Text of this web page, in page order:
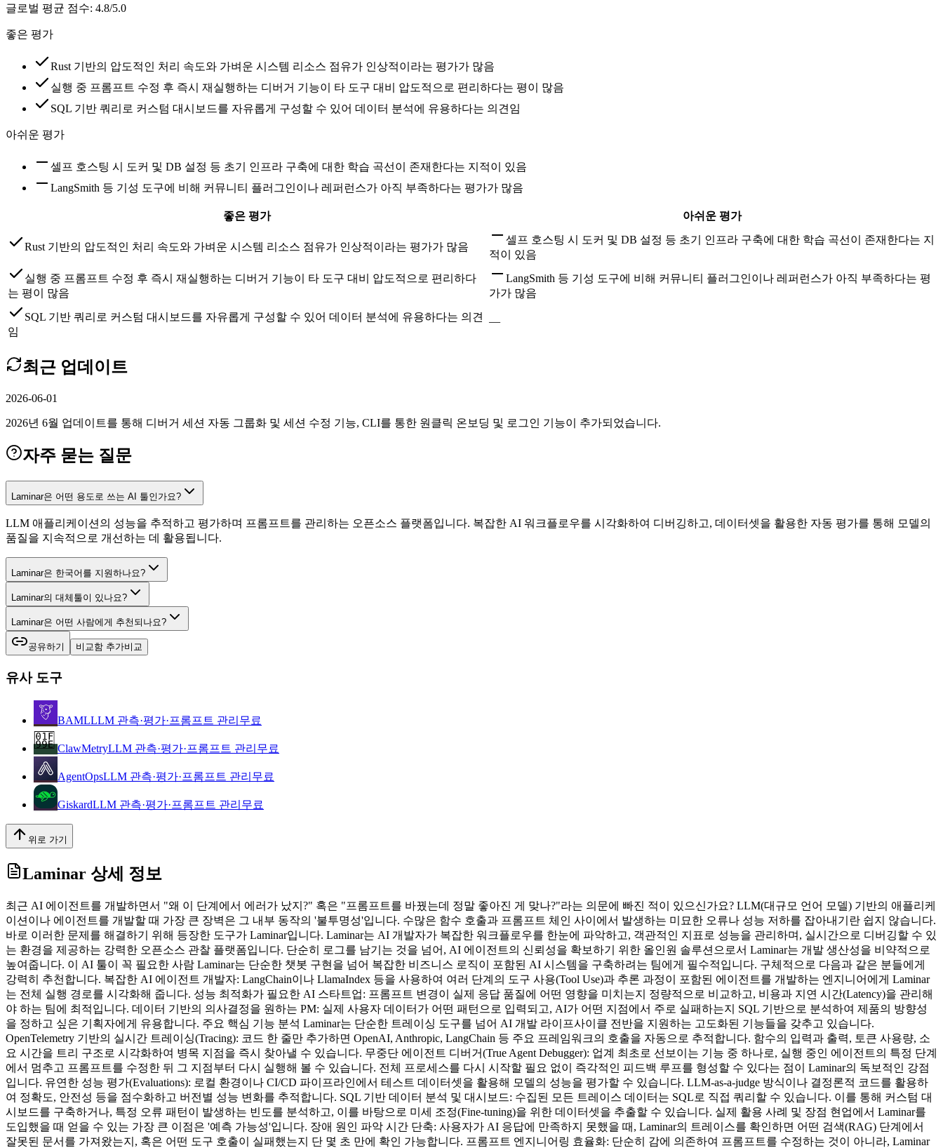
글로벌 평균 점수: 4.8/5.0
좋은 평가
Rust 기반의 압도적인 처리 속도와 가벼운 시스템 리소스 점유가 인상적이라는 평가가 많음
실행 중 프롬프트 수정 후 즉시 재실행하는 디버거 기능이 타 도구 대비 압도적으로 편리하다는 평이 많음
SQL 기반 쿼리로 커스텀 대시보드를 자유롭게 구성할 수 있어 데이터 분석에 유용하다는 의견임
아쉬운 평가
셀프 호스팅 시 도커 및 DB 설정 등 초기 인프라 구축에 대한 학습 곡선이 존재한다는 지적이 있음
LangSmith 등 기성 도구에 비해 커뮤니티 플러그인이나 레퍼런스가 아직 부족하다는 평가가 많음
좋은 평가 아쉬운 평가
Rust 기반의 압도적인 처리 속도와 가벼운 시스템 리소스 점유가 인상적이라는 평가가 많음
셀프 호스팅 시 도커 및 DB 설정 등 초기 인프라 구축에 대한 학습 곡선이 존재한다는 지
적이 있음
실행 중 프롬프트 수정 후 즉시 재실행하는 디버거 기능이 타 도구 대비 압도적으로 편리하다
는 평이 많음
LangSmith 등 기성 도구에 비해 커뮤니티 플러그인이나 레퍼런스가 아직 부족하다는 평
가가 많음
SQL 기반 쿼리로 커스텀 대시보드를 자유롭게 구성할 수 있어 데이터 분석에 유용하다는 의견
임
—
최근 업데이트
2026-06-01
2026년 6월 업데이트를 통해 디버거 세션 자동 그룹화 및 세션 수정 기능, CLI를 통한 원클릭 온보딩 및 로그인 기능이 추가되었습니다.
자주 묻는 질문
Laminar은 어떤 용도로 쓰는 AI 툴인가요?
LLM 애플리케이션의 성능을 추적하고 평가하며 프롬프트를 관리하는 오픈소스 플랫폼입니다. 복잡한 AI 워크플로우를 시각화하여 디버깅하고, 데이터셋을 활용한 자동 평가를 통해 모델의
품질을 지속적으로 개선하는 데 활용됩니다.
Laminar은 한국어를 지원하나요?
Laminar의 대체툴이 있나요?
Laminar은 어떤 사람에게 추천되나요?
공유하기 비교함 추가비교
유사 도구
BAMLLLM 관측·평가·프롬프트 관리 무료
ClawMetryLLM 관측·평가·프롬프트 관리 무료
AgentOpsLLM 관측·평가·프롬프트 관리 무료
GiskardLLM 관측·평가·프롬프트 관리 무료
위로 가기
Laminar 상세 정보
최근 AI 에이전트를 개발하면서 "왜 이 단계에서 에러가 났지?" 혹은 "프롬프트를 바꿨는데 정말 좋아진 게 맞나?"라는 의문에 빠진 적이 있으신가요? LLM(대규모 언어 모델) 기반의 애플리케
이션이나 에이전트를 개발할 때 가장 큰 장벽은 그 내부 동작의 '불투명성'입니다. 수많은 함수 호출과 프롬프트 체인 사이에서 발생하는 미묘한 오류나 성능 저하를 잡아내기란 쉽지 않습니다.
바로 이러한 문제를 해결하기 위해 등장한 도구가 Laminar입니다. Laminar는 AI 개발자가 복잡한 워크플로우를 한눈에 파악하고, 객관적인 지표로 성능을 관리하며, 실시간으로 디버깅할 수 있
는 환경을 제공하는 강력한 오픈소스 관찰 플랫폼입니다. 단순히 로그를 남기는 것을 넘어, AI 에이전트의 신뢰성을 확보하기 위한 올인원 솔루션으로서 Laminar는 개발 생산성을 비약적으로
높여줍니다. 이 AI 툴이 꼭 필요한 사람 Laminar는 단순한 챗봇 구현을 넘어 복잡한 비즈니스 로직이 포함된 AI 시스템을 구축하려는 팀에게 필수적입니다. 구체적으로 다음과 같은 분들에게
강력히 추천합니다. 복잡한 AI 에이전트 개발자: LangChain이나 LlamaIndex 등을 사용하여 여러 단계의 도구 사용(Tool Use)과 추론 과정이 포함된 에이전트를 개발하는 엔지니어에게 Laminar
는 전체 실행 경로를 시각화해 줍니다. 성능 최적화가 필요한 AI 스타트업: 프롬프트 변경이 실제 응답 품질에 어떤 영향을 미치는지 정량적으로 비교하고, 비용과 지연 시간(Latency)을 관리해
야 하는 팀에 최적입니다. 데이터 기반의 의사결정을 원하는 PM: 실제 사용자 데이터가 어떤 패턴으로 입력되고, AI가 어떤 지점에서 주로 실패하는지 SQL 기반으로 분석하여 제품의 방향성
을 정하고 싶은 기획자에게 유용합니다. 주요 핵심 기능 분석 Laminar는 단순한 트레이싱 도구를 넘어 AI 개발 라이프사이클 전반을 지원하는 고도화된 기능들을 갖추고 있습니다.
OpenTelemetry 기반의 실시간 트레이싱(Tracing): 코드 한 줄만 추가하면 OpenAI, Anthropic, LangChain 등 주요 프레임워크의 호출을 자동으로 추적합니다. 함수의 입력과 출력, 토큰 사용량, 소
요 시간을 트리 구조로 시각화하여 병목 지점을 즉시 찾아낼 수 있습니다. 무중단 에이전트 디버거(True Agent Debugger): 업계 최초로 선보이는 기능 중 하나로, 실행 중인 에이전트의 특정 단계
에서 멈추고 프롬프트를 수정한 뒤 그 지점부터 다시 실행해 볼 수 있습니다. 전체 프로세스를 다시 시작할 필요 없이 즉각적인 피드백 루프를 형성할 수 있다는 점이 Laminar의 독보적인 강점
입니다. 유연한 성능 평가(Evaluations): 로컬 환경이나 CI/CD 파이프라인에서 테스트 데이터셋을 활용해 모델의 성능을 평가할 수 있습니다. LLM-as-a-judge 방식이나 결정론적 코드를 활용하
여 정확도, 안전성 등을 점수화하고 버전별 성능 변화를 추적합니다. SQL 기반 데이터 분석 및 대시보드: 수집된 모든 트레이스 데이터는 SQL로 직접 쿼리할 수 있습니다. 이를 통해 커스텀 대
시보드를 구축하거나, 특정 오류 패턴이 발생하는 빈도를 분석하고, 이를 바탕으로 미세 조정(Fine-tuning)을 위한 데이터셋을 추출할 수 있습니다. 실제 활용 사례 및 장점 현업에서 Laminar를
도입했을 때 얻을 수 있는 가장 큰 이점은 '예측 가능성'입니다. 장애 원인 파악 시간 단축: 사용자가 AI 응답에 만족하지 못했을 때, Laminar의 트레이스를 확인하면 어떤 검색(RAG) 단계에서
잘못된 문서를 가져왔는지, 혹은 어떤 도구 호출이 실패했는지 단 몇 초 만에 확인 가능합니다. 프롬프트 엔지니어링 효율화: 단순히 감에 의존하여 프롬프트를 수정하는 것이 아니라, Laminar